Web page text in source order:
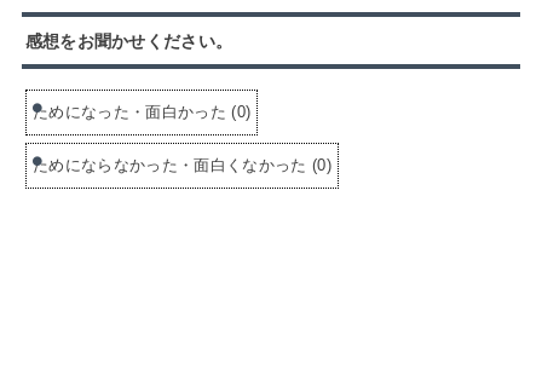
感想をお聞かせください。
ためになった・面白かった (0)
ためにならなかった・面白くなかった (0)